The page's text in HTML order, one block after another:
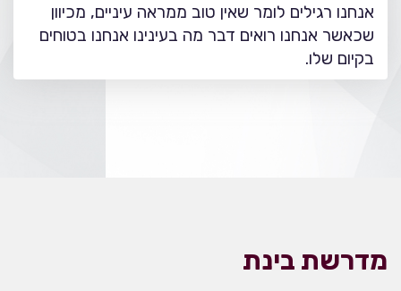
אנחנו רגילים לומר שאין טוב ממראה עיניים, מכיוון
שכאשר אנחנו רואים דבר מה בעינינו אנחנו בטוחים
בקיום שלו.
מדרשת בינת